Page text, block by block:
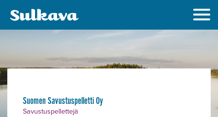
Suomen Savustuspelletti Oy
Savustuspellettejä
Alavalikko